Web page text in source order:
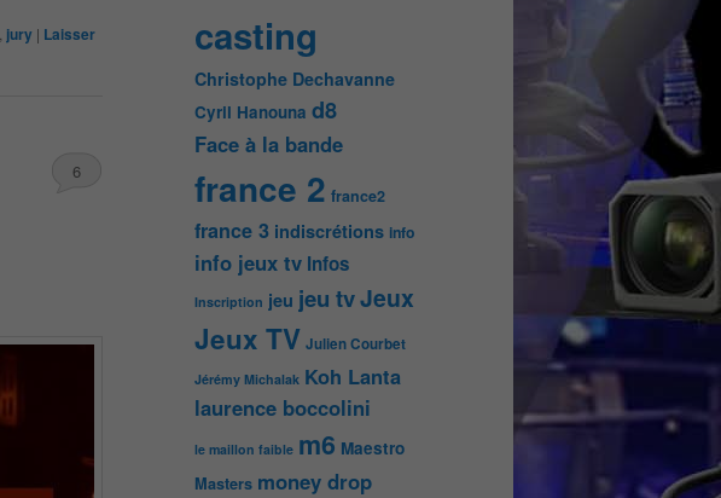
jury | Laisser
6
casting
Christophe Dechavanne
Cyril Hanouna d8
Face à la bande
france 2 france2
france 3 indiscrétions info
info jeux tv Infos
Inscription jeu jeu tvJeux
Jeux TV Julien Courbet
Jérémy Michalak Koh Lanta
laurence boccolini
le maillon faible m6 Maestro
Masters money drop